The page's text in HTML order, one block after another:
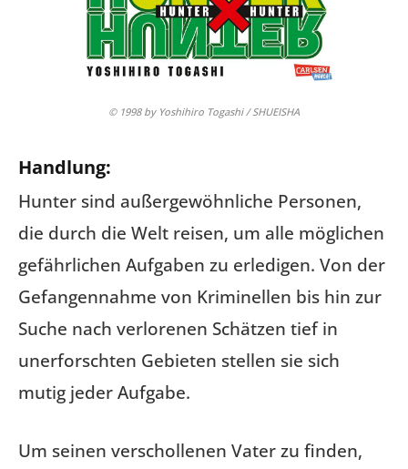
© 1998 by Yoshihiro Togashi / SHUEISHA
Handlung:
Hunter sind außergewöhnliche Personen,
die durch die Welt reisen, um alle möglichen
gefährlichen Aufgaben zu erledigen. Von der
Gefangennahme von Kriminellen bis hin zur
Suche nach verlorenen Schätzen tief in
unerforschten Gebieten stellen sie sich
mutig jeder Aufgabe.
Um seinen verschollenen Vater zu finden,